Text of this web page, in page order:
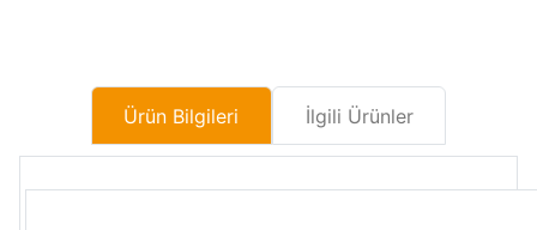
Ürün Bilgileri İlgili Ürünler